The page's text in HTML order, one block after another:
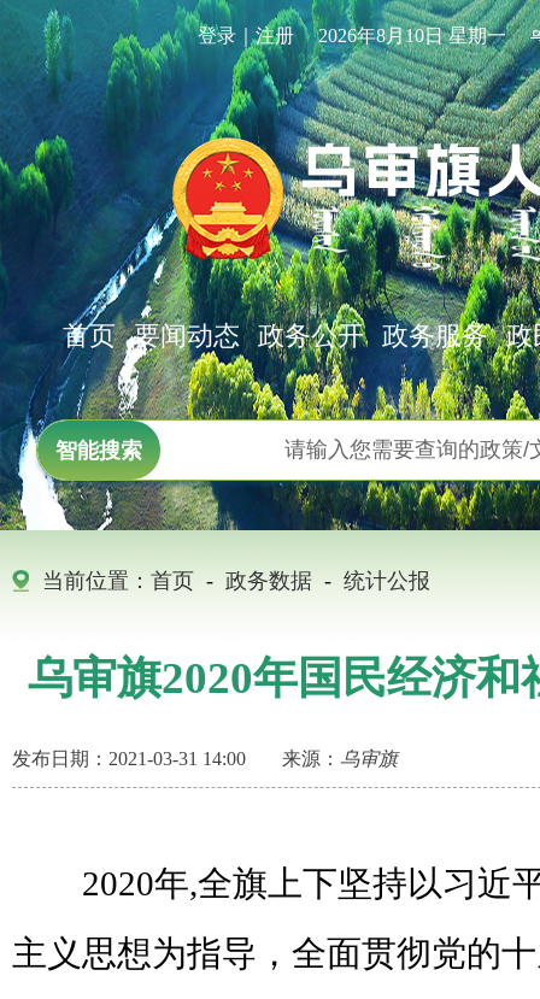
登录｜注册 2026年8月10日 星期一
首页 要闻动态 政务公开 政务服务 政
智能搜索
当前位置： 首页 - 政务数据 - 统计公报
乌审旗2020年国民经济
发布日期：2021-03-31 14:00 来源： 乌审旗
2020年,全旗上下坚持以习近
主义思想为指导，全面贯彻党的